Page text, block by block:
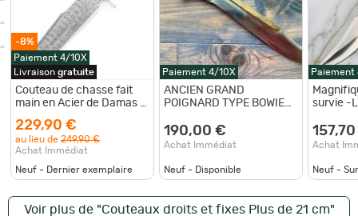
-8%
Paiement 4/10X
Livraison gratuite
Couteau de chasse fait
main en Acier de Damas à
manche Noyer 33.5cm
229,90 €
au lieu de 249,90 €
Achat Immédiat
Neuf - Dernier exemplaire
Paiement 4/10X
ANCIEN GRAND
POIGNARD TYPE BOWIE
@KERSHAW BUCK PUMA
COUTEAU INDIANA
190,00 €
Achat Immédiat
Neuf - Disponible
Paiement
survie -
Achat
Neuf -
Voir plus de "Couteaux droits et fixes Plus de 21 cm"